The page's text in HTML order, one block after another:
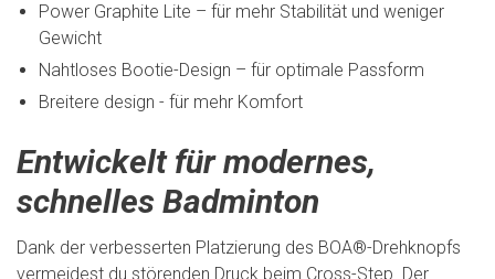
Power Graphite Lite – für mehr Stabilität und weniger
Gewicht
Nahtloses Bootie-Design – für optimale Passform
Breitere design - für mehr Komfort
Entwickelt für modernes,
schnelles Badminton
Dank der verbesserten Platzierung des BOA®-Drehknopfs
vermeidest du störenden Druck beim Cross-Step. Der